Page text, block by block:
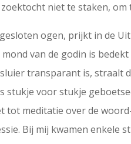
niet te staken,
ogen, prijkt in de
mond van de godin is
transparant is,
stukje voor stukje
tot meditatie over de
Bij mij kwamen enkele